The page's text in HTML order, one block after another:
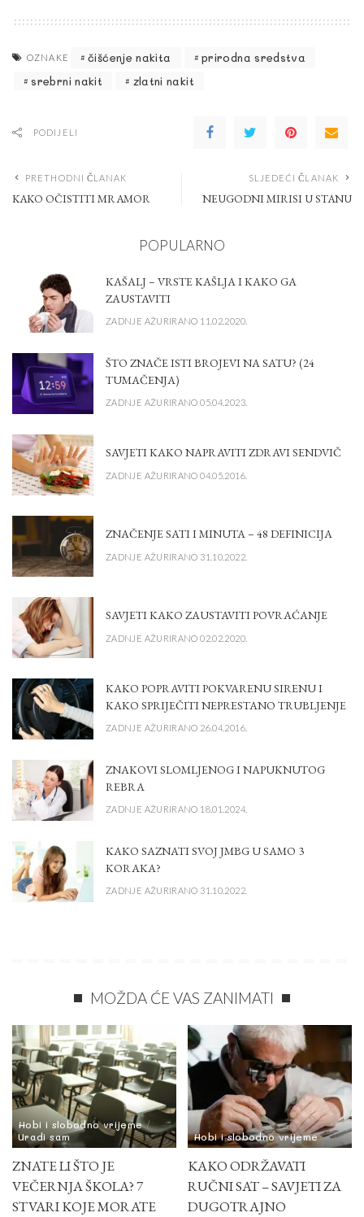
OZNAKE čišćenje nakita
prirodna sredstva
srebrni nakit
zlatni nakit
PODIJELI
PRETHODNI ČLANAK
KAKO OČISTITI MRAMOR
SLJEDEĆI ČLANAK
NEUGODNI MIRISI U STANU
POPULARNO
KAŠALJ – VRSTE KAŠLJA I KAKO GA
ZAUSTAVITI
ZADNJE AŽURIRANO 11.02.2020.
ŠTO ZNAČE ISTI BROJEVI NA SATU? (24
TUMAČENJA)
ZADNJE AŽURIRANO 05.04.2023.
SAVJETI KAKO NAPRAVITI ZDRAVI SENDVIČ
ZADNJE AŽURIRANO 04.05.2016.
ZNAČENJE SATI I MINUTA – 48 DEFINICIJA
ZADNJE AŽURIRANO 31.10.2022.
SAVJETI KAKO ZAUSTAVITI POVRAĆANJE
ZADNJE AŽURIRANO 02.02.2020.
KAKO POPRAVITI POKVARENU SIRENU I
KAKO SPRIJEČITI NEPRESTANO TRUBLJENJE
ZADNJE AŽURIRANO 26.04.2016.
ZNAKOVI SLOMLJENOG I NAPUKNUTOG
REBRA
ZADNJE AŽURIRANO 18.01.2024.
KAKO SAZNATI SVOJ JMBG U SAMO 3
KORAKA?
ZADNJE AŽURIRANO 31.10.2022.
MOŽDA ĆE VAS ZANIMATI
Hobi i slobodno vrijeme
Uradi sam
ZNATE LI ŠTO JE
VEČERNJA ŠKOLA? 7
STVARI KOJE MORATE
Hobi i slobodno vrijeme
KAKO ODRŽAVATI
RUČNI SAT – SAVJETI ZA
DUGOTRAJNO